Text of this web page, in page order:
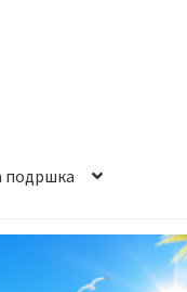
подршка